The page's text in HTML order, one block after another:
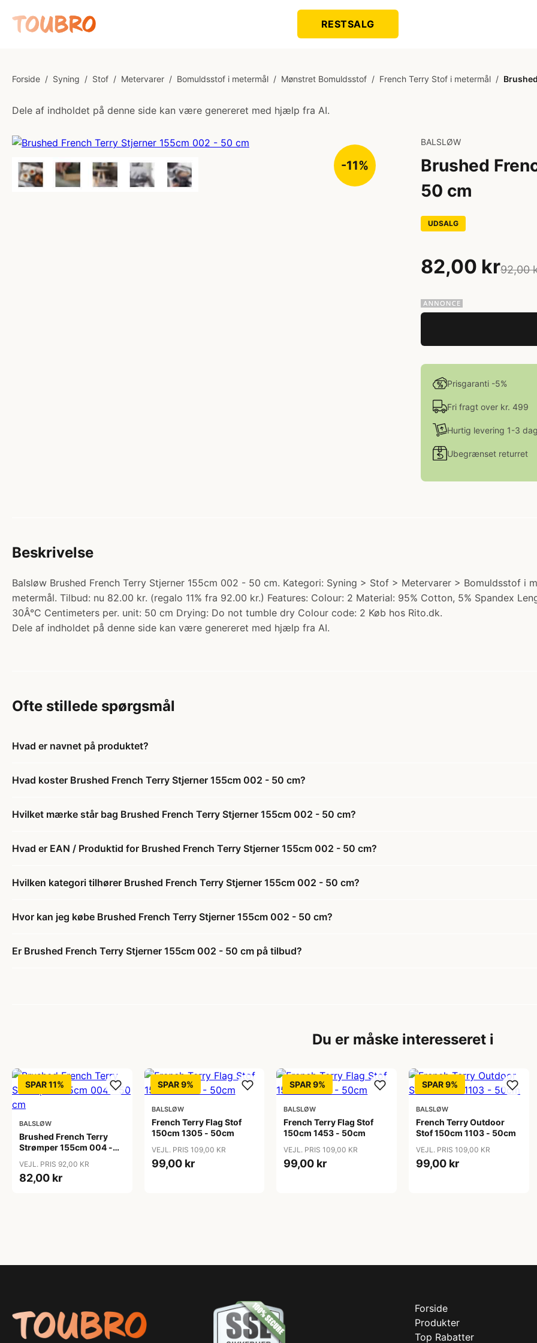
RESTSALG
Forside / Syning / Stof / Metervarer / Bomuldsstof i metermål / Mønstret Bomuldsstof / French Terry Stof i metermål /
Dele af indholdet på denne side kan være genereret med hjælp fra AI.
-11%
BALSLØW
Brushed
50 cm
UDSALG
82,00 kr92,00
Prisgaranti -5%
Fri fragt over kr. 499
Hurtig levering 1-3
Ubegrænset returret
Beskrivelse
Balsløw Brushed French Terry Stjerner 155cm 002 - 50 cm. Kategori: Syning > Stof > Metervarer > Bomuldsstof i
metermål. Tilbud: nu 82.00 kr. (regalo 11% fra 92.00 kr.) Features: Colour: 2 Material: 95% Cotton, 5% Spandex
30Â°C Centimeters per. unit: 50 cm Drying: Do not tumble dry Colour code: 2 Køb hos Rito.dk.
Dele af indholdet på denne side kan være genereret med hjælp fra AI.
Ofte stillede spørgsmål
Hvad er navnet på produktet?
Hvad koster Brushed French Terry Stjerner 155cm 002 - 50 cm?
Hvilket mærke står bag Brushed French Terry Stjerner 155cm 002 - 50 cm?
Hvad er EAN / Produktid for Brushed French Terry Stjerner 155cm 002 - 50 cm?
Hvilken kategori tilhører Brushed French Terry Stjerner 155cm 002 - 50 cm?
Hvor kan jeg købe Brushed French Terry Stjerner 155cm 002 - 50 cm?
Er Brushed French Terry Stjerner 155cm 002 - 50 cm på tilbud?
Du er måske interesseret i
SPAR 11%
BALSLØW
Brushed French Terry
Strømper 155cm 004 -
VEJL. PRIS 92,00 KR
82,00 kr
SPAR 9%
BALSLØW
French Terry Flag Stof
150cm 1305 - 50cm
VEJL. PRIS 109,00 KR
99,00 kr
SPAR 9%
BALSLØW
French Terry Flag Stof
150cm 1453 - 50cm
VEJL. PRIS 109,00 KR
99,00 kr
SPAR 9%
BALSLØW
French Terry Outdoor
Stof 150cm 1103 - 50cm
VEJL. PRIS 109,00 KR
99,00 kr
Forside
Produkter
Top Rabatter